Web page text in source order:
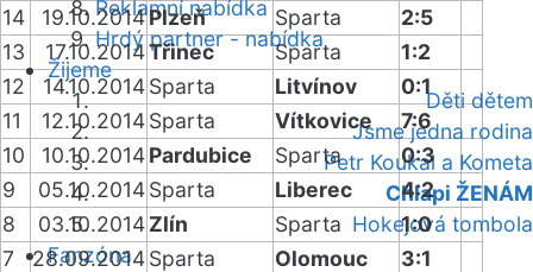
Reklamní nabídka
Hrdý partner - nabídka
Žijeme
Děti dětem
Jsme jedna rodina
Petr Koukal a Kometa
Chlapi ŽENÁM
Hokejová tombola
Fanzóna
14 19.10.2014Plzeň Sparta
2:5
13
17.10.2014Třinec Sparta
1:2
12
14.10.2014Sparta Litvínov
0:1
11
12.10.2014Sparta Vítkovice
7:6
10
10.10.2014Pardubice Sparta
0:3
9
05.10.2014Sparta Liberec
4:2
8
03.10.2014Zlín Sparta
1:0
7
28.09.2014Sparta Olomouc
3:1